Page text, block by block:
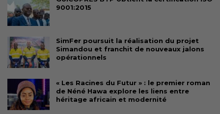
9001:2015
SimFer poursuit la réalisation du projet
Simandou et franchit de nouveaux jalons
opérationnels
« Les Racines du Futur » : le premier roman
de Néné Hawa explore les liens entre
héritage africain et modernité